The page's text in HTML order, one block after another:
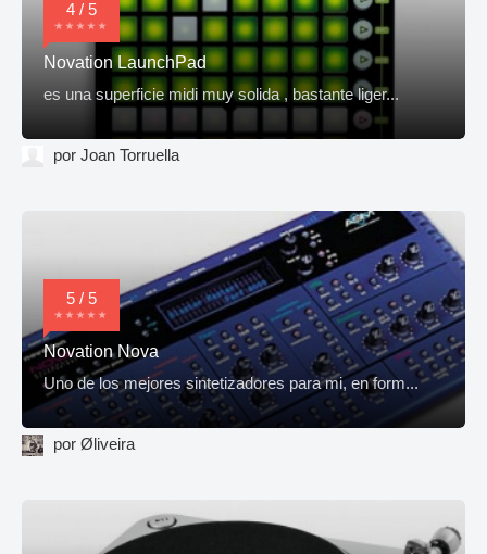
4 / 5
Novation LaunchPad
es una superficie midi muy solida , bastante liger...
por Joan Torruella
5 / 5
Novation Nova
Uno de los mejores sintetizadores para mi, en form...
por Øliveira